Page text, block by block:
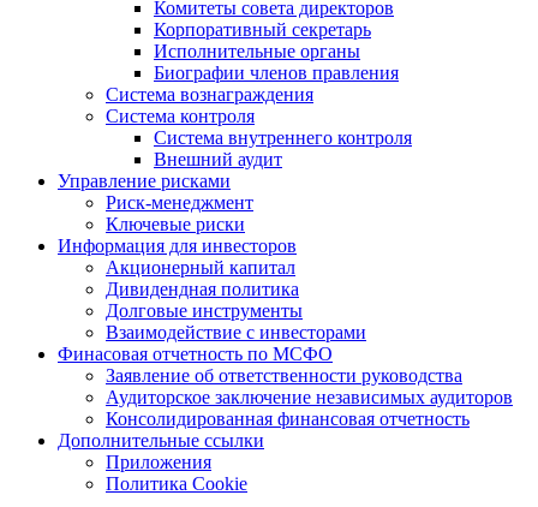
Комитеты совета директоров
Корпоративный секретарь
Исполнительные органы
Биографии членов правления
Система вознаграждения
Система контроля
Система внутреннего контроля
Внешний аудит
Управление рисками
Риск-менеджмент
Ключевые риски
Информация для инвесторов
Акционерный капитал
Дивидендная политика
Долговые инструменты
Взаимодействие с инвеcторами
Финасовая отчетность по МСФО
Заявление об ответственности руководства
Аудиторское заключение независимых аудиторов
Консолидированная финансовая отчетность
Дополнительные ссылки
Приложения
Политика Cookie